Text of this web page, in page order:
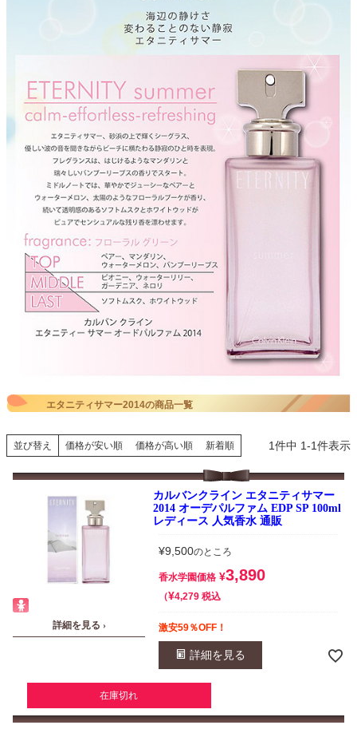
エタニティサマー2014の商品一覧
並び替え 価格が安い順 価格が高い順 新着順 1件中 1-1件表示
詳細を見る ›
カルバンクライン エタニティサマー
2014 オーデパルファム EDP SP 100ml
レディース 人気香水 通販
¥9,500のところ
香水学園価格 ¥3,890
¥4,279 税込
激安59％OFF！
詳細を見る
在庫切れ